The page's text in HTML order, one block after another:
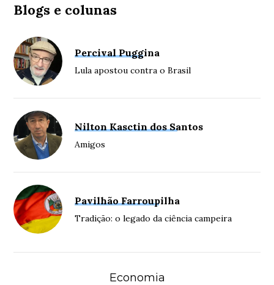
Blogs e colunas
Percival Puggina
Lula apostou contra o Brasil
Nilton Kasctin dos Santos
Amigos
Pavilhão Farroupilha
Tradição: o legado da ciência campeira
Economia